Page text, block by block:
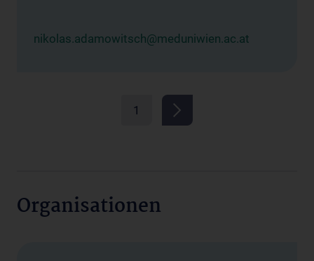
nikolas.adamowitsch@meduniwien.ac.at
1
Organisationen